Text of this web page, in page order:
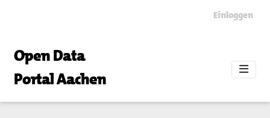
Einloggen
Open Data
Portal Aachen